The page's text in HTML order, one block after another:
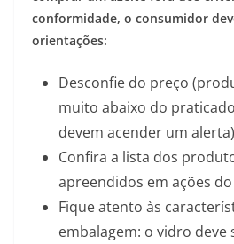
conformidade, o consumidor
orientações:
Desconfie do preço
muito abaixo do
devem acender um alerta)
Confira a lista dos
apreendidos em ações
Fique atento às
embalagem: o vidro deve